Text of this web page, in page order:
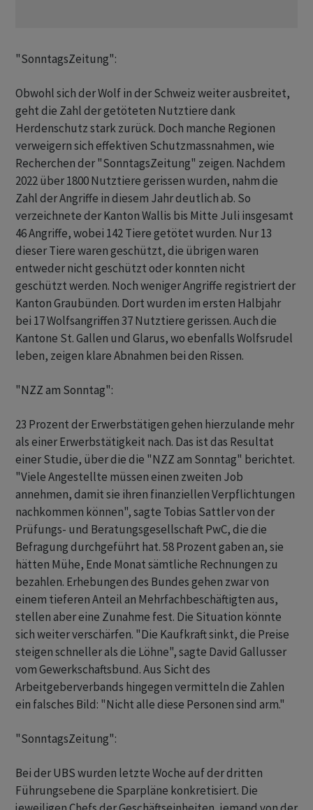
"SonntagsZeitung":
Obwohl sich der Wolf in der Schweiz weiter ausbreitet,
geht die Zahl der getöteten Nutztiere dank
Herdenschutz stark zurück. Doch manche Regionen
verweigern sich effektiven Schutzmassnahmen, wie
Recherchen der "SonntagsZeitung" zeigen. Nachdem
2022 über 1800 Nutztiere gerissen wurden, nahm die
Zahl der Angriffe in diesem Jahr deutlich ab. So
verzeichnete der Kanton Wallis bis Mitte Juli insgesamt
46 Angriffe, wobei 142 Tiere getötet wurden. Nur 13
dieser Tiere waren geschützt, die übrigen waren
entweder nicht geschützt oder konnten nicht
geschützt werden. Noch weniger Angriffe registriert der
Kanton Graubünden. Dort wurden im ersten Halbjahr
bei 17 Wolfsangriffen 37 Nutztiere gerissen. Auch die
Kantone St. Gallen und Glarus, wo ebenfalls Wolfsrudel
leben, zeigen klare Abnahmen bei den Rissen.
"NZZ am Sonntag":
23 Prozent der Erwerbstätigen gehen hierzulande mehr
als einer Erwerbstätigkeit nach. Das ist das Resultat
einer Studie, über die die "NZZ am Sonntag" berichtet.
"Viele Angestellte müssen einen zweiten Job
annehmen, damit sie ihren finanziellen Verpflichtungen
nachkommen können", sagte Tobias Sattler von der
Prüfungs- und Beratungsgesellschaft PwC, die die
Befragung durchgeführt hat. 58 Prozent gaben an, sie
hätten Mühe, Ende Monat sämtliche Rechnungen zu
bezahlen. Erhebungen des Bundes gehen zwar von
einem tieferen Anteil an Mehrfachbeschäftigten aus,
stellen aber eine Zunahme fest. Die Situation könnte
sich weiter verschärfen. "Die Kaufkraft sinkt, die Preise
steigen schneller als die Löhne", sagte David Gallusser
vom Gewerkschaftsbund. Aus Sicht des
Arbeitgeberverbands hingegen vermitteln die Zahlen
ein falsches Bild: "Nicht alle diese Personen sind arm."
"SonntagsZeitung":
Bei der UBS wurden letzte Woche auf der dritten
Führungsebene die Sparpläne konkretisiert. Die